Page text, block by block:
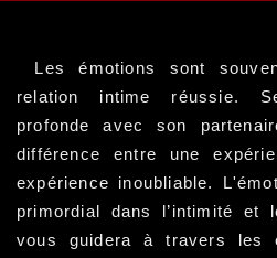
Les émotions sont
relation intime réussie.
profonde avec son
différence entre une
expérience inoubliable.
primordial dans l’intimité et
vous guidera à travers les